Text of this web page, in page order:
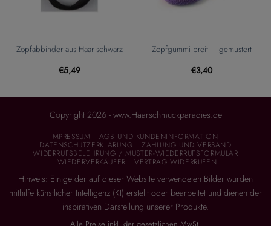
Zopfabbinder aus Haar schwarz
€5,49
Zopfgummi breit – gemustert
€3,40
Copyright 2026 - www.Haarschmuckparadies.de
IMPRESSUM AGB UND KUNDENINFORMATION
DATENSCHUTZERKLÄRUNG ZAHLUNG UND VERSAND
WIDERRUFSBELEHRUNG / MUSTER-WIEDERRUFSFORMULAR
WIEDERVERKÄUFER VERTRAG WIDERRUFEN
Hinweis: Einige der auf dieser Website verwendeten Bilder wurden
mithilfe künstlicher Intelligenz (KI) erstellt oder bearbeitet und dienen der
inspirativen Darstellung unserer Produkte.